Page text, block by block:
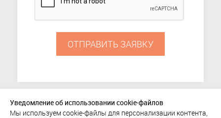
ОТПРАВИТЬ ЗАЯВКУ
Уведомление об использовании cookie-файлов
Мы используем cookie-файлы для персонализации контента,